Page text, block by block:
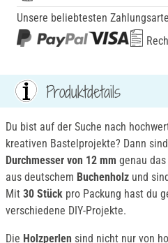
Unsere beliebtesten
Produktdetails
Du bist auf der Suche nach
kreativen Bastelprojekte? Dann
Durchmesser von 12 mm genau
aus deutschem Buchenholz und
Mit 30 Stück pro Packung hast du
verschiedene DIY-Projekte.
Die Holzperlen sind nicht nur von